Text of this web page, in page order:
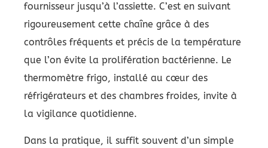
fournisseur jusqu’à l’assiette. C’est en suivant
rigoureusement cette chaîne grâce à des
contrôles fréquents et précis de la température
que l’on évite la prolifération bactérienne. Le
thermomètre frigo, installé au cœur des
réfrigérateurs et des chambres froides, invite à
la vigilance quotidienne.
Dans la pratique, il suffit souvent d’un simple